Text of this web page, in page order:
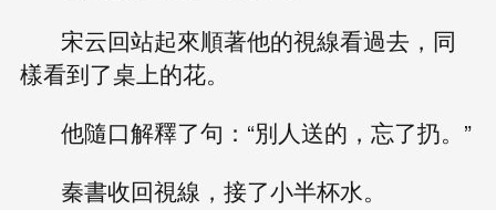
宋云回站起來順著他的視線看過去，同
樣看到了桌上的花。
他隨口解釋了句：“別人送的，忘了扔。”
秦書收回視線，接了小半杯水。